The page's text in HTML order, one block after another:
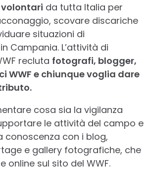
volontari da tutta Italia per
scovare discariche
situazioni di
Campania. L’attività di
recluta fotografi, blogger,
WWF e chiunque voglia dare
cosa sia la vigilanza
le attività del campo e
conoscenza con i blog,
e gallery fotografiche, che
online sul sito del WWF.